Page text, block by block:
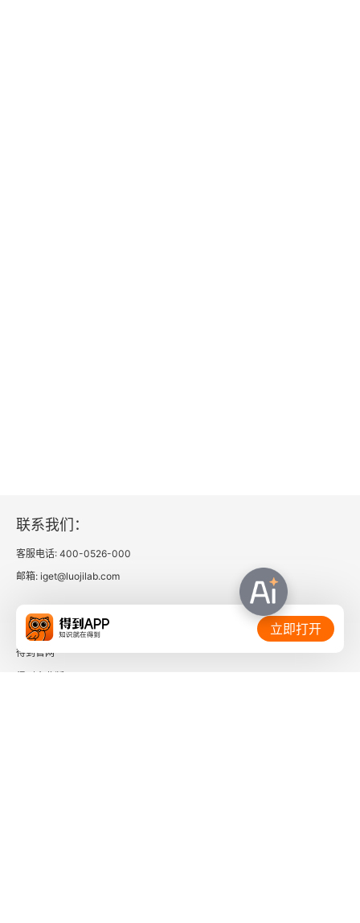
联系我们：
客服电话: 400-0526-000
邮箱: iget@luojilab.com
相关链接：
得到官网
立即打开